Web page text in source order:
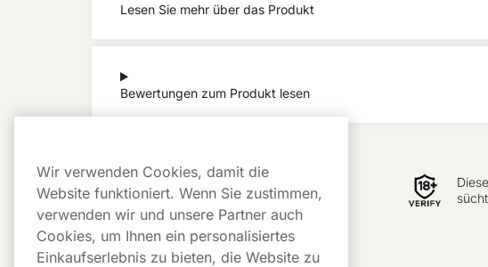
Lesen Sie mehr über das Produkt
Bewertungen zum Produkt lesen
Wir verwenden Cookies, damit die
Website funktioniert. Wenn Sie zustimmen,
verwenden wir und unsere Partner auch
Cookies, um Ihnen ein personalisiertes
Einkaufserlebnis zu bieten, die Website zu